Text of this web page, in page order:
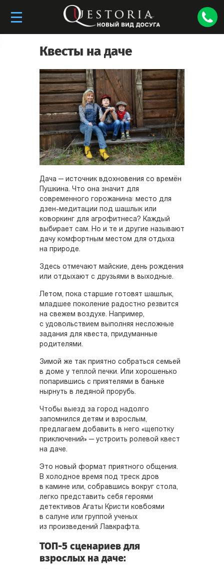
Квесты на даче
Дача — источник вдохновения со времён
Пушкина. Что она значит для
современного горожанина: место для
дзен-медитации под шашлык или
коворкинг для агрофитнеса? Каждый
выбирает сам. Но и те и другие называют
дачу комфортным местом для отдыха
на природе.
Здесь отмечают майские, день рождения
или отдыхают с друзьями в выходные.
Летом, пока старшие готовят шашлык,
младшее поколение радостно резвится
на свежем воздухе. Например,
с удовольствием выполняя несложные
задания для квеста, придуманные
родителями.
Зимой же так приятно собраться семьей
в доме у теплой печки. Или хорошенько
попарившись с приятелями в баньке
нырнуть в ледяной прорубь.
Чтобы выезд за город надолго
запомнился детям и взрослым,
предлагаем добавить в него «щепотку
приключений» — устроить ролевой квест
на даче.
Это новый формат приятного общения.
В холодное время под треск дров
в камине или, собравшись вокруг стола,
легко представить себя героями
детективов Агаты Кристи ковбоями
в салуне или группой ученых
из произведений Лавкрафта.
ТОП-5 сценариев для
взрослых на даче: